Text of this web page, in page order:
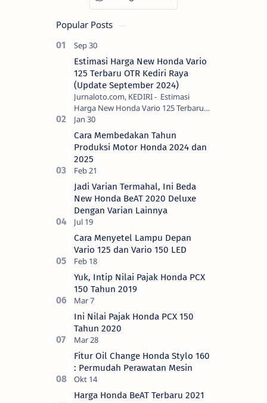
Popular Posts
Estimasi Harga New Honda Vario
125 Terbaru OTR Kediri Raya
(Update September 2024)
Jurnaloto.com, KEDIRI - Estimasi
Harga New Honda Vario 125 Terbaru
OTR Kediri Raya (Update September
2024) Brosis sekalian, PT Astra Honda
Motor (AH…
Cara Membedakan Tahun
Produksi Motor Honda 2024 dan
2025
Jadi Varian Termahal, Ini Beda
New Honda BeAT 2020 Deluxe
Dengan Varian Lainnya
Cara Menyetel Lampu Depan
Vario 125 dan Vario 150 LED
Yuk, Intip Nilai Pajak Honda PCX
150 Tahun 2019
Ini Nilai Pajak Honda PCX 150
Tahun 2020
Fitur Oil Change Honda Stylo 160
: Permudah Perawatan Mesin
Harga Honda BeAT Terbaru 2021